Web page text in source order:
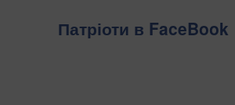
Патріоти в FaceBook